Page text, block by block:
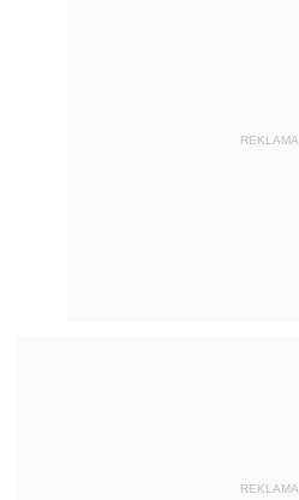
REKLAMA
REKLAMA